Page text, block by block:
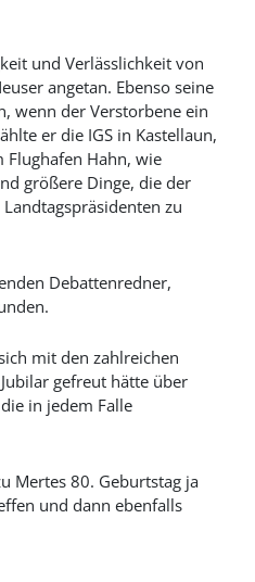
und Verlässlichkeit von
angetan. Ebenso seine
wenn der Verstorbene ein
er die IGS in Kastellaun,
Flughafen Hahn, wie
größere Dinge, die der
zu
Debattenredner,
mit den zahlreichen
gefreut hätte über
in jedem Falle
Mertes 80. Geburtstag ja
und dann ebenfalls